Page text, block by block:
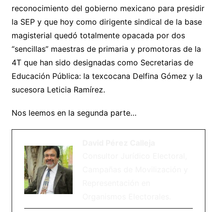
reconocimiento del gobierno mexicano para presidir
la SEP y que hoy como dirigente sindical de la base
magisterial quedó totalmente opacada por dos
“sencillas” maestras de primaria y promotoras de la
4T que han sido designadas como Secretarias de
Educación Pública: la texcocana Delfina Gómez y la
sucesora Leticia Ramírez.
Nos leemos en la segunda parte…